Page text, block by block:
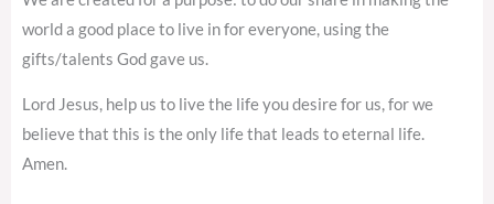
world a good place to live in for everyone, using the
gifts/talents God gave us.
Lord Jesus, help us to live the life you desire for us, for we
believe that this is the only life that leads to eternal life.
Amen.